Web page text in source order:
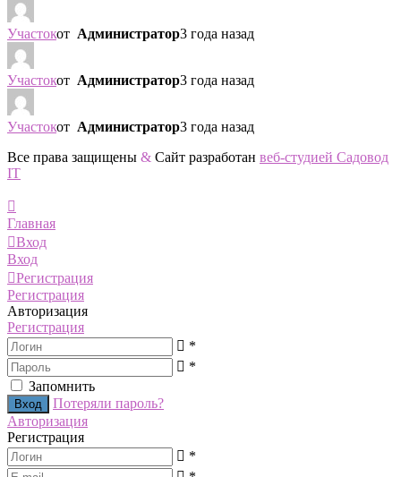
Участокот Администратор3 года назад
Участокот Администратор3 года назад
Участокот Администратор3 года назад
Все права защищены & Сайт разработан веб-студией Садовод
IT
Главная
Вход
Вход
Регистрация
Регистрация
Авторизация
Регистрация
*
*
Запомнить
Потеряли пароль?
Авторизация
Регистрация
*